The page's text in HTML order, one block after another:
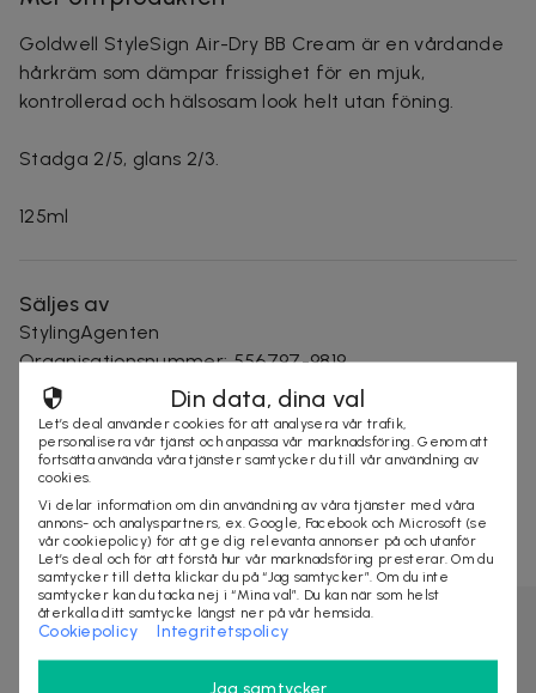
Goldwell StyleSign Air-Dry BB Cream är en vårdande
hårkräm som dämpar frissighet för en mjuk,
kontrollerad och hälsosam look helt utan föning.
Stadga 2/5, glans 2/3.
125ml
Säljes av
StylingAgenten
Organisationsnummer:556797-9819
KÖP
Se liknande deals
Din data, dina val
Let’s deal använder cookies för att analysera vår trafik,
personalisera vår tjänst och anpassa vår marknadsföring. Genom att
fortsätta använda våra tjänster samtycker du till vår användning av
cookies.
Vi delar information om din användning av våra tjänster med våra
annons- och analyspartners, ex. Google, Facebook och Microsoft (se
vår cookiepolicy) för att ge dig relevanta annonser på och utanför
Let’s deal och för att förstå hur vår marknadsföring presterar. Om du
samtycker till detta klickar du på “Jag samtycker”. Om du inte
samtycker kan du tacka nej i “Mina val”. Du kan när som helst
återkalla ditt samtycke längst ner på vår hemsida.
Cookiepolicy Integritetspolicy
Jag samtycker